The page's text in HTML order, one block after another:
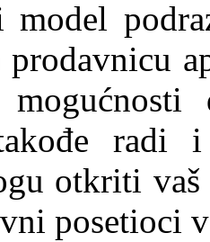
model
prodavnicu
radi
otkriti
posetioci